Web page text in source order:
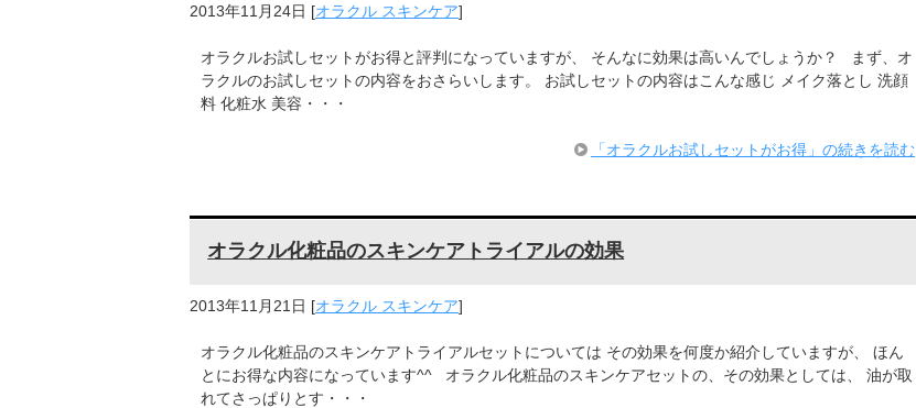
2013年11月24日 [オラクル スキンケア]
オラクルお試しセットがお得と評判になっていますが、 そんなに効果は高いんでしょうか？ まず、オ
ラクルのお試しセットの内容をおさらいします。 お試しセットの内容はこんな感じ メイク落とし 洗顔
料 化粧水 美容・・・
「オラクルお試しセットがお得」の続きを読む
オラクル化粧品のスキンケアトライアルの効果
2013年11月21日 [オラクル スキンケア]
オラクル化粧品のスキンケアトライアルセットについては その効果を何度か紹介していますが、 ほん
とにお得な内容になっています^^ オラクル化粧品のスキンケアセットの、その効果としては、 油が取
れてさっぱりとす・・・